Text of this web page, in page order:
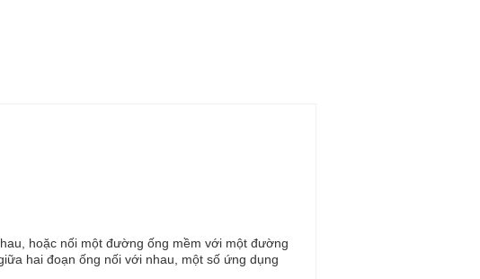
hoặc nối một đường ống mềm với một đường
hai đoạn ống nối với nhau, một số ứng dụng